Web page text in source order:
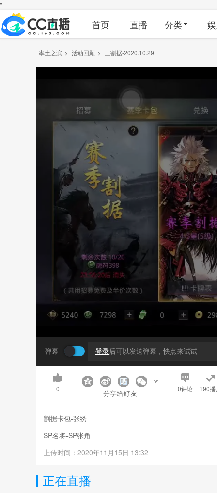
"
首页 直播 分类
率土之滨 > 活动回顾 > 三割据-2020.10.29
弹幕 登录后可以发送弹幕，快点来试试
0 分享给好友 0评论 190播
割据卡包-张绣
SP名将-SP张角
上传时间：2020年11月15日 13:32
正在直播